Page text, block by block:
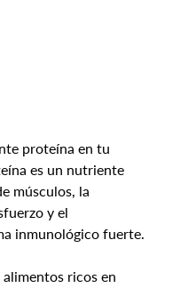
proteína en tu
es un nutriente
músculos, la
y el
inmunológico fuerte.
ricos en